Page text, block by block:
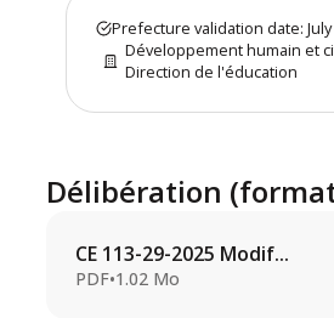
Prefecture validation date: July
Développement humain et
Direction de l'éducation
Délibération (format
CE 113-29-2025 Modif...
PDF•1.02 Mo